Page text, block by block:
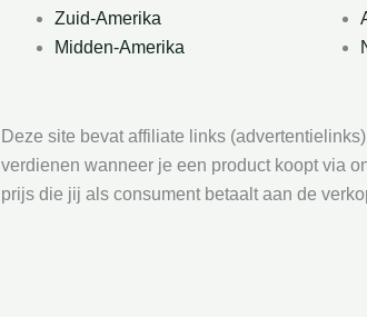
Zuid-Amerika
Midden-Amerika
Deze site bevat affiliate links
verdienen wanneer je een product koopt via
prijs die jij als consument betaalt aan de